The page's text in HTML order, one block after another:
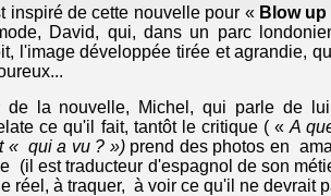
de cette nouvelle pour «Blow up
David, qui, dans un parc
l'image développée tirée et agrandie,
la nouvelle, Michel, qui parle de
ce qu'il fait, tantôt le critique ( «A
« qui a vu ? »)prend des photos en
(il est traducteur d'espagnol de son
réel, à traquer, à voir ce qu'il ne devrait